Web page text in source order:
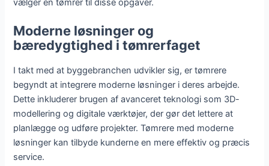
vælger en tømrer til disse opgaver.
Moderne løsninger og
bæredygtighed i tømrerfaget
I takt med at byggebranchen udvikler sig, er tømrere
begyndt at integrere moderne løsninger i deres arbejde.
Dette inkluderer brugen af avanceret teknologi som 3D-
modellering og digitale værktøjer, der gør det lettere at
planlægge og udføre projekter. Tømrere med moderne
løsninger kan tilbyde kunderne en mere effektiv og præcis
service.